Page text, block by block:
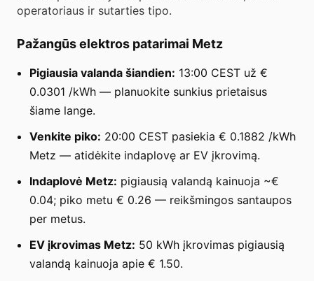
operatoriaus ir sutarties tipo.
Pažangūs elektros patarimai Metz
Pigiausia valanda šiandien: 13:00 CEST už €
0.0301 /kWh — planuokite sunkius prietaisus
šiame lange.
Venkite piko: 20:00 CEST pasiekia € 0.1882 /kWh
Metz — atidėkite indaplovę ar EV įkrovimą.
Indaplovė Metz: pigiausią valandą kainuoja ~€
0.04; piko metu € 0.26 — reikšmingos santaupos
per metus.
EV įkrovimas Metz: 50 kWh įkrovimas pigiausią
valandą kainuoja apie € 1.50.